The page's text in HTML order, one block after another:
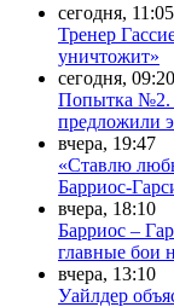
сегодня, 11:05
Тренер
уничтожит»
сегодня, 09:20
Попытка №2.
предложили
вчера, 19:47
«Ставлю
Барриос-
вчера, 18:10
Барриос –
главные бои
вчера, 13:10
Уайлдер